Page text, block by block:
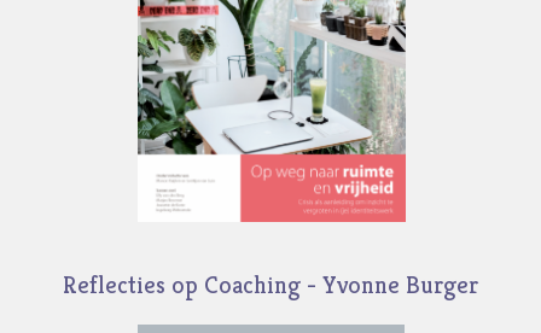
Reflecties op Coaching - Yvonne Burger